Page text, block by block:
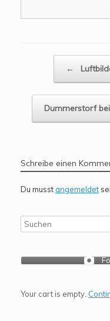
←
Dummerstorf
Schreibe einen
Du musst angemeldet
Your cart is empty.